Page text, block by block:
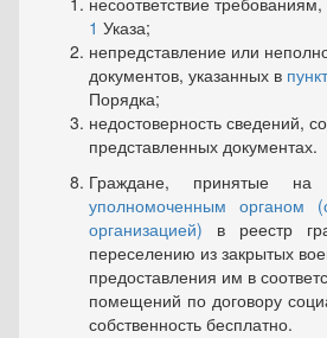
1 Указа;
непредставление или
документов, указанных в
Порядка;
недостоверность сведений,
представленных документах.
Граждане, принятые на
уполномоченным органом
организацией) в реестр
переселению из закрытых
предо­ставления им в
помещений по догово­ру
собственность бесплатно.